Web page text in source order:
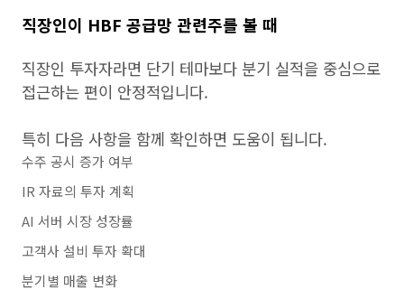
직장인이 HBF 공급망 관련주를 볼 때
직장인 투자자라면 단기 테마보다 분기 실적을 중심으로
접근하는 편이 안정적입니다.
특히 다음 사항을 함께 확인하면 도움이 됩니다.
수주 공시 증가 여부
IR 자료의 투자 계획
AI 서버 시장 성장률
고객사 설비 투자 확대
분기별 매출 변화